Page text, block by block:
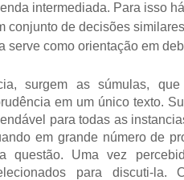
intermediada. Para isso
conjunto de decisões
serve como orientação em
surgem as súmulas,
em um único texto.
para todas as
em grande número de
questão. Uma vez
para discuti-la.